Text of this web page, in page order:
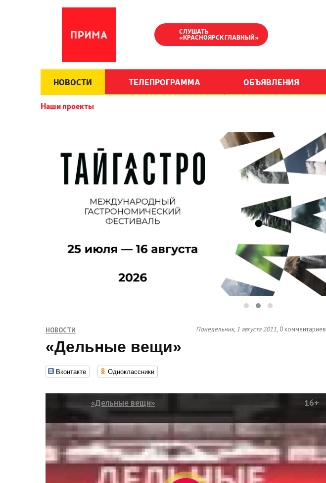
СЛУШАТЬ
«КРАСНОЯРСК ГЛАВНЫЙ»
НОВОСТИ ТЕЛЕПРОГРАММА ОБЪЯВЛЕНИЯ
Наши проекты
НОВОСТИ Понедельник, 1 августа 2011, 0 комментариев
«Дельные вещи»
Вконтакте Одноклассники
«Дельные вещи» 16+